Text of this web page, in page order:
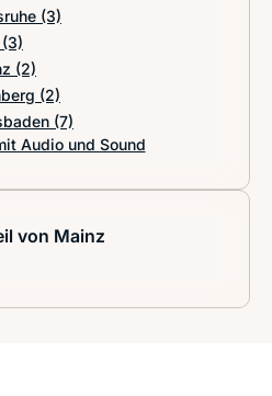
(3)
(3)
(2)
(2)
(7)
Audio und Sound
von Mainz